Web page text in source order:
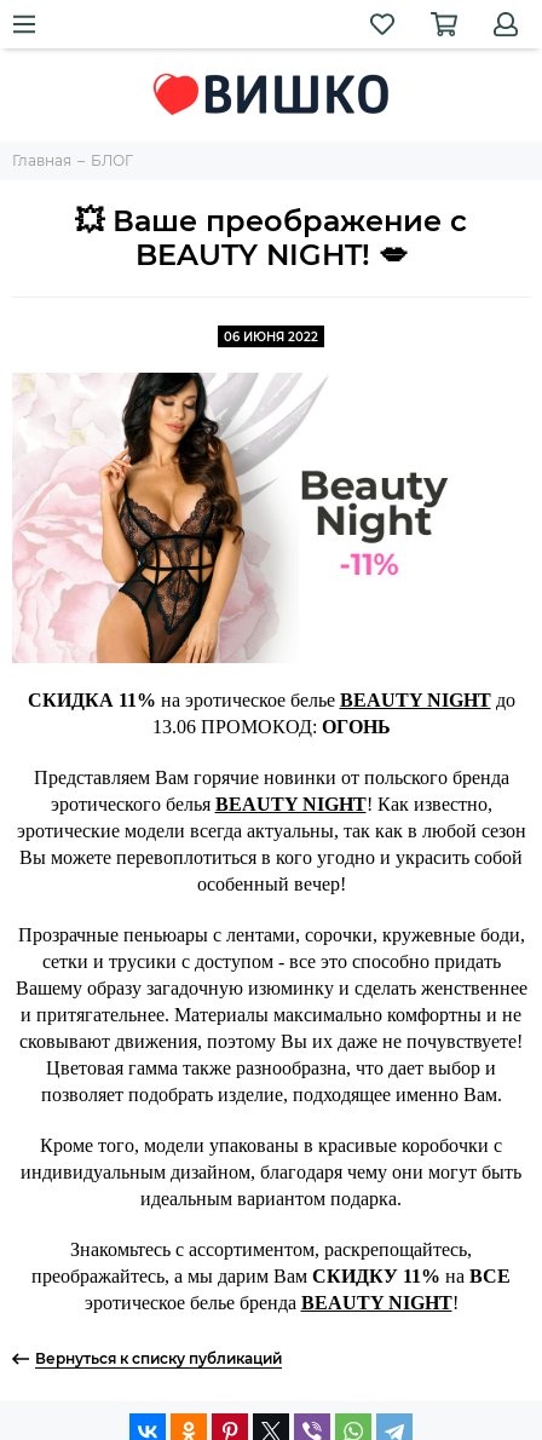
Главная БЛОГ
💥 Ваше преображение с
BEAUTY NIGHT! 💋
06 ИЮНЯ 2022
СКИДКА 11% на эротическое белье BEAUTY NIGHTдо
13.06 ПРОМОКОД: ОГОНЬ
Представляем Вам горячие новинки от польского бренда
эротического белья BEAUTY NIGHT! Как известно,
эротические модели всегда актуальны, так как в любой сезон
Вы можете перевоплотиться в кого угодно и украсить собой
особенный вечер!
Прозрачные пеньюары с лентами, сорочки, кружевные боди,
сетки и трусики с доступом - все это способно придать
Вашему образу загадочную изюминку и сделать женственнее
и притягательнее. Материалы максимально комфортны и не
сковывают движения, поэтому Вы их даже не почувствуете!
Цветовая гамма также разнообразна, что дает выбор и
позволяет подобрать изделие, подходящее именно Вам.
Кроме того, модели упакованы в красивые коробочки с
индивидуальным дизайном, благодаря чему они могут быть
идеальным вариантом подарка.
Знакомьтесь с ассортиментом, раскрепощайтесь,
преображайтесь, а мы дарим Вам СКИДКУ 11% на ВСЕ
эротическое белье бренда BEAUTY NIGHT!
Вернуться к списку публикаций